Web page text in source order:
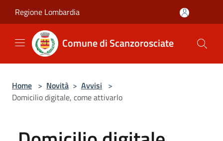
Regione Lombardia
Comune di Scanzorosciate
Home > Novità > Avvisi >
Domicilio digitale, come attivarlo